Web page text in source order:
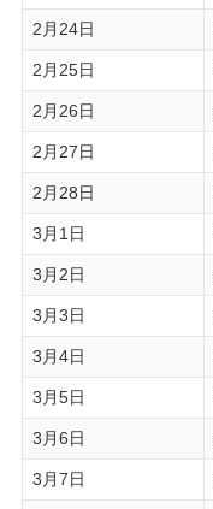
2月24日
2月25日
2月26日
2月27日
2月28日
3月1日
3月2日
3月3日
3月4日
3月5日
3月6日
3月7日